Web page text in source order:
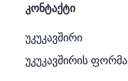
კონტაქტი
უკუკავშირი
უკუკავშირის ფორმა